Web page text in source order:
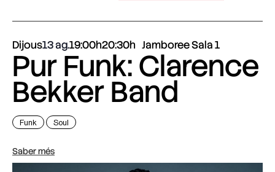
Dijous13 ag.19:00h20:30h Jamboree Sala 1
Pur Funk: Clarence
Bekker Band
Funk Soul
Saber més